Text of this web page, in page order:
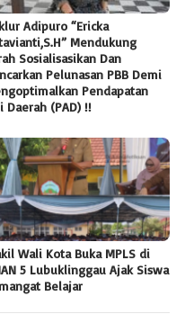
Adipuro “Ericka
Mendukung
Sosialisasikan Dan
Pelunasan PBB Demi
Pendapatan
Daerah (PAD) !!
Wali Kota Buka MPLS di
5 Lubuklinggau Ajak Siswa
Belajar